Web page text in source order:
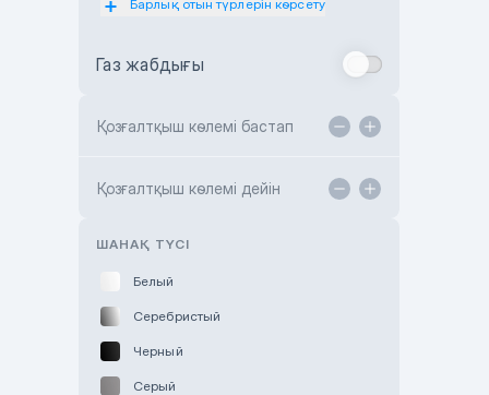
Toyota Astana
TANK Motors Karaganda
Барлық отын түрлерін көрсету
Газ жабдығы
Қозғалтқыш көлемі бастап
Қозғалтқыш көлемі дейін
ШАНАҚ ТҮСІ
Белый
Серебристый
Черный
Серый